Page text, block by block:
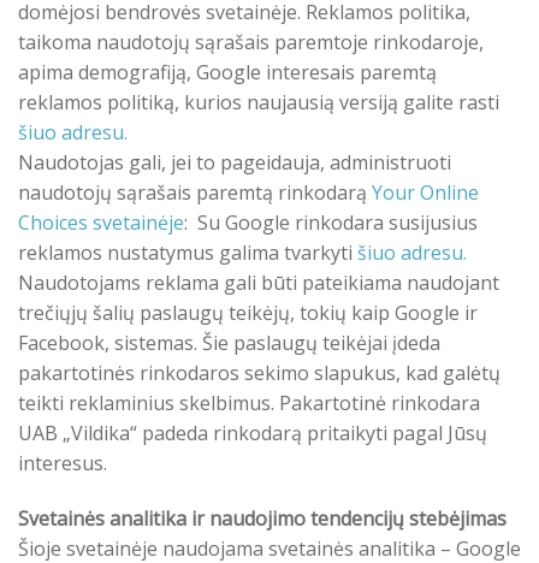
domėjosi bendrovės svetainėje. Reklamos politika,
taikoma naudotojų sąrašais paremtoje rinkodaroje,
apima demografiją, Google interesais paremtą
reklamos politiką, kurios naujausią versiją galite rasti
šiuo adresu.
Naudotojas gali, jei to pageidauja, administruoti
naudotojų sąrašais paremtą rinkodarą Your Online
Choices svetainėje: Su Google rinkodara susijusius
reklamos nustatymus galima tvarkyti šiuo adresu.
Naudotojams reklama gali būti pateikiama naudojant
trečiųjų šalių paslaugų teikėjų, tokių kaip Google ir
Facebook, sistemas. Šie paslaugų teikėjai įdeda
pakartotinės rinkodaros sekimo slapukus, kad galėtų
teikti reklaminius skelbimus. Pakartotinė rinkodara
UAB „Vildika“ padeda rinkodarą pritaikyti pagal Jūsų
interesus.
Svetainės analitika ir naudojimo tendencijų stebėjimas
Šioje svetainėje naudojama svetainės analitika – Google